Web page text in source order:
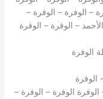
– الوفرة – الوفرة –
– الوفرة – الوفرة
الوفرة
الوفرة
الوفرة – الوفرة –